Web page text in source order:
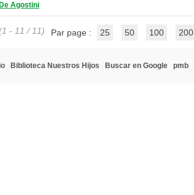
Agostini
- 11 / 11) Par page : 25 50 100 200
Biblioteca Nuestros Hijos Buscar en Google pmb